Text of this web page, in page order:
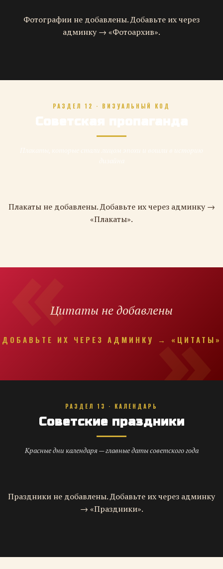
Фотографии не добавлены. Добавьте их через
админку → «Фотоархив».
РАЗДЕЛ 12 · ВИЗУАЛЬНЫЙ КОД
Советская пропаганда
Плакаты не добавлены. Добавьте их через админку →
«Плакаты».
Цитаты не добавлены
ДОБАВЬТЕ ИХ ЧЕРЕЗ АДМИНКУ → «ЦИТАТЫ»
РАЗДЕЛ 13 · КАЛЕНДАРЬ
Советские праздники
Красные дни календаря — главные даты советского года
Праздники не добавлены. Добавьте их через админку
→ «Праздники».